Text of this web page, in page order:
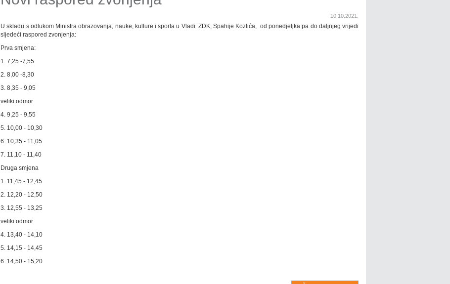
10.10.2021.
U skladu s odlukom Ministra obrazovanja, nauke, kulture i sporta u Vladi ZDK, Spahije Kozlića, od ponedjeljka pa do daljnjeg vrijedi
sljedeći raspored zvonjenja:
Prva smjena:
1. 7,25 -7,55
2. 8,00 -8,30
3. 8,35 - 9,05
veliki odmor
4. 9,25 - 9,55
5. 10,00 - 10,30
6. 10,35 - 11,05
7. 11,10 - 11,40
Druga smjena
1. 11,45 - 12,45
2. 12,20 - 12,50
3. 12,55 - 13,25
veliki odmor
4. 13,40 - 14,10
5. 14,15 - 14,45
6. 14,50 - 15,20